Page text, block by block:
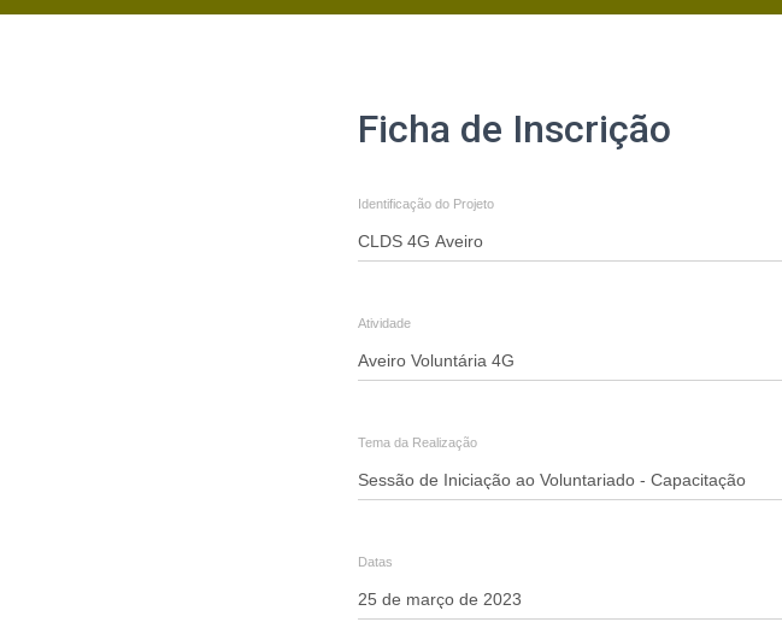
Ficha
Inscrição
-
Voluntária
4G
"Sessão
de
ao
Voluntariado
Ficha de Inscrição
Identificação do Projeto
Atividade
Tema da Realização
Datas